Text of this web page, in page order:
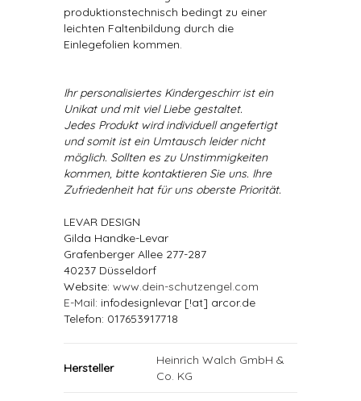
produktionstechnisch bedingt zu einer
leichten Faltenbildung durch die
Einlegefolien kommen.
Ihr personalisiertes Kindergeschirr ist ein
Unikat und mit viel Liebe gestaltet.
Jedes Produkt wird individuell angefertigt
und somit ist ein Umtausch leider nicht
möglich. Sollten es zu Unstimmigkeiten
kommen, bitte kontaktieren Sie uns. Ihre
Zufriedenheit hat für uns oberste Priorität.
LEVAR DESIGN
Gilda Handke-Levar
Grafenberger Allee 277-287
40237 Düsseldorf
Website: www.dein-schutzengel.com
E-Mail: infodesignlevar [!at] arcor.de
Telefon: 017653917718
Hersteller
Heinrich Walch GmbH &
Co. KG